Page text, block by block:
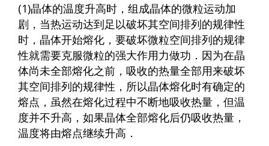
(1)晶体的温度升高时，组成晶体的微粒运动加
剧，当热运动达到足以破坏其空间排列的规律性
时，晶体开始熔化，要破坏微粒空间排列的规律
性就需要克服微粒的强大作用力做功．因为在晶
体尚未全部熔化之前，吸收的热量全部用来破坏
其空间排列的规律性，所以晶体熔化时有确定的
熔点，虽然在熔化过程中不断地吸收热量，但温
度并不升高，如果晶体全部熔化后仍吸收热量，
温度将由熔点继续升高．